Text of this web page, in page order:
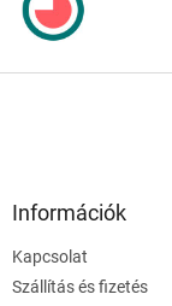
Információk
Kapcsolat
Szállítás és fizetés